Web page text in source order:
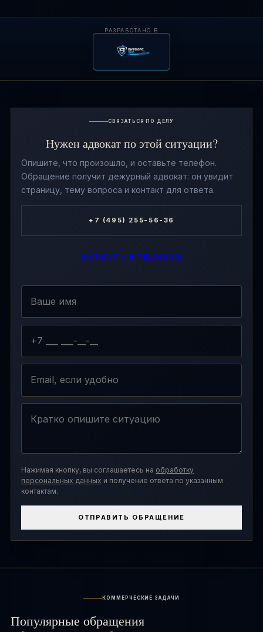
РАЗРАБОТАНО В
СВЯЗАТЬСЯ ПО ДЕЛУ
Нужен адвокат по этой ситуации?
Опишите, что произошло, и оставьте телефон.
Обращение получит дежурный адвокат: он увидит
страницу, тему вопроса и контакт для ответа.
+7 (495) 255-56-36
НАПИСАТЬ В TELEGRAM
Нажимая кнопку, вы соглашаетесь на обработку
персональных данных и получение ответа по указанным
контактам.
ОТПРАВИТЬ ОБРАЩЕНИЕ
КОММЕРЧЕСКИЕ ЗАДАЧИ
Популярные обращения